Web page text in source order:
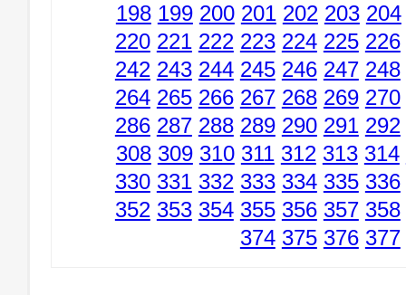
198 199 200 201 202 203 204
220 221 222 223 224 225 226
242 243 244 245 246 247 248
264 265 266 267 268 269 270
286 287 288 289 290 291 292
308 309 310 311 312 313 314
330 331 332 333 334 335 336
352 353 354 355 356 357 358
374 375 376 377